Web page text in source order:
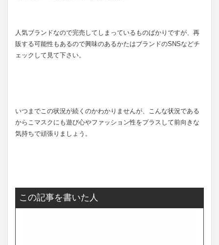
人気ブランドなので完売してしまっているものばかりですが、再
販する可能性もあるので興味のあるかたはブランドのSNSなどチ
ェックして見て下さい。
いつまでこの状況が続くのかわかりませんが、こんな状況である
からこマスクにも遊び心やファッション性をプラスして前向きな
気持ちで頑張りましょう。
この記事を書いた人